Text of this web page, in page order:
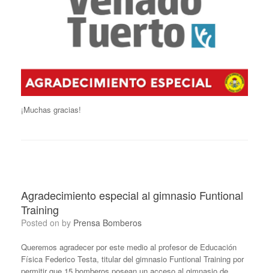
¡Muchas gracias!
Agradecimiento especial al gimnasio Funtional
Training
Posted on by Prensa Bomberos
Queremos agradecer por este medio al profesor de Educación
Física Federico Testa, titular del gimnasio Funtional Training por
permitir que 15 bomberos posean un acceso al gimnasio de